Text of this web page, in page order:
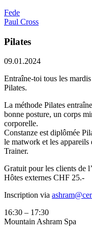
Fede
Paul Cross
Pilates
09.01.2024
Entraîne-toi tous les
Pilates.
La méthode Pilates
bonne posture, un corps
corporelle.
Constanze est diplômée
le matwork et les
Trainer.
Gratuit pour les clients de
Hôtes externes CHF 25.-
Inscription via
16:30 – 17:30
Mountain Ashram Spa